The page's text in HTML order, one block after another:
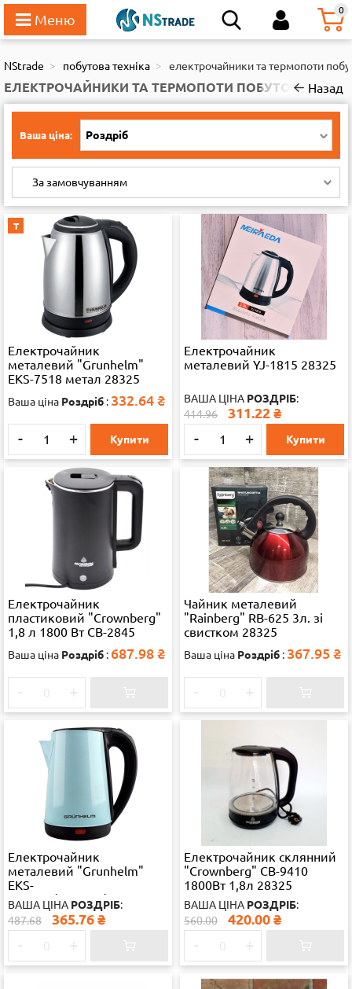
0
111
NStrade побутова техніка електрочайники та термопоти
ЕЛЕКТРОЧАЙНИКИ ТА ТЕРМОПОТИ ПОБУТОВІ Назад
Ваша ціна: Роздріб
За замовчуванням
Т
Електрочайник
металевий "Grunhelm"
EKS-7518 метал 28325
Ваша ціна Роздріб : 332.64 ₴
- + Купити
Електрочайник
металевий YJ-1815 28325
ВАША ЦІНА РОЗДРІБ:
414.96
311.22 ₴
- + Купити
Електрочайник
пластиковий "Crownberg"
1,8 л 1800 Вт CB-2845
Ваша ціна Роздріб : 687.98 ₴
Чайник металевий
"Rainberg" RB-625 3л. зі
свистком 28325
Ваша ціна Роздріб : 367.95 ₴
Електрочайник
металевий "Grunhelm"
EKS-
291SBU/293SBB/292SPI
1,8л, 1500 Вт, дисковый
28325
ВАША ЦІНА РОЗДРІБ:
487.68
365.76 ₴
Електрочайник склянний
"Crownberg" CB-9410
1800Вт 1,8л 28325
ВАША ЦІНА РОЗДРІБ:
560.00
420.00 ₴